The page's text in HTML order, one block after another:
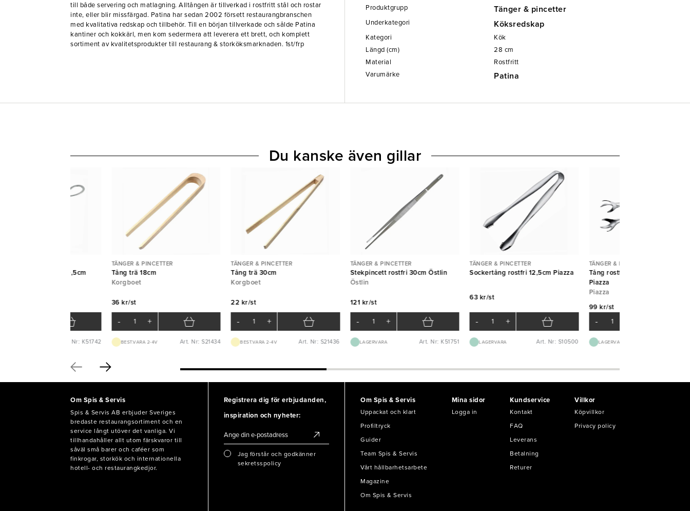
till både servering och matlagning. Alltången är tillverkad i rostfritt stål och rostar
inte, eller blir missfärgad. Patina har sedan 2002 försett restaurangbranschen
med kvalitativa redskap och tillbehör. Till en början tillverkade och sålde Patina
kantiner och kokkärl, men kom sedermera att leverera ett brett, och komplett
sortiment av kvalitetsprodukter till restaurang & storköksmarknaden. 1st/frp
Produktgrupp
Tänger & pincetter
Underkategori Köksredskap
Kategori
Kök
Längd (cm)
28 cm
Material
Rostfritt
Varumärke
Patina
pastry rostfri 19,5cm
Art. Nr: K51742
TÄNGER & PINCETTER
Tång trä 18cm
Korgboet
36 kr/st
- +
BEST.VARA 2-4V Art. Nr: S21434
TÄNGER & PINCETTER
Tång trä 30cm
Korgboet
22 kr/st
- +
BEST.VARA 2-4V Art. Nr: S21436
TÄNGER & PINCETTER
Stekpincett rostfri 30cm Östlin
Östlin
121 kr/st
- +
LAGERVARA Art. Nr: K51751
TÄNGER & PINCETTER
Sockertång rostfri 12,5cm Piazza
63 kr/st
- +
LAGERVARA Art. Nr: S10500
TÄNGER & PINCETTER
Tång rostfri kloformad 16cm
Piazza
Piazza
99 kr/st
-
LAGERVARA
Du kanske även gillar
Om Spis & Servis
Spis & Servis AB erbjuder Sveriges
bredaste restaurangsortiment och en
service långt utöver det vanliga. Vi
tillhandahåller allt utom färskvaror till
såväl små barer och caféer som
finkrogar, storkök och internationella
hotell- och restaurangkedjor.
Registrera dig för erbjudanden,
inspiration och nyheter:
Jag förstår och godkänner
sekretsspolicy
Om Spis & Servis
Uppackat och klart
Profiltryck
Guider
Team Spis & Servis
Vårt hållbarhetsarbete
Magazine
Om Spis & Servis
Mina sidor
Logga in
Kundservice
Kontakt
FAQ
Leverans
Betalning
Returer
Villkor
Köpvillkor
Privacy policy